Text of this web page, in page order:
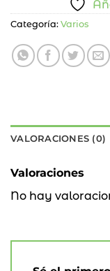
Categoría: Varios
VALORACIONES (0)
Valoraciones
No hay